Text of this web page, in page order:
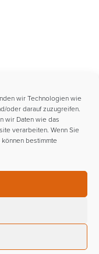
wir Technologien wie
oder darauf zuzugreifen.
wir Daten wie das
verarbeiten. Wenn Sie
bestimmte